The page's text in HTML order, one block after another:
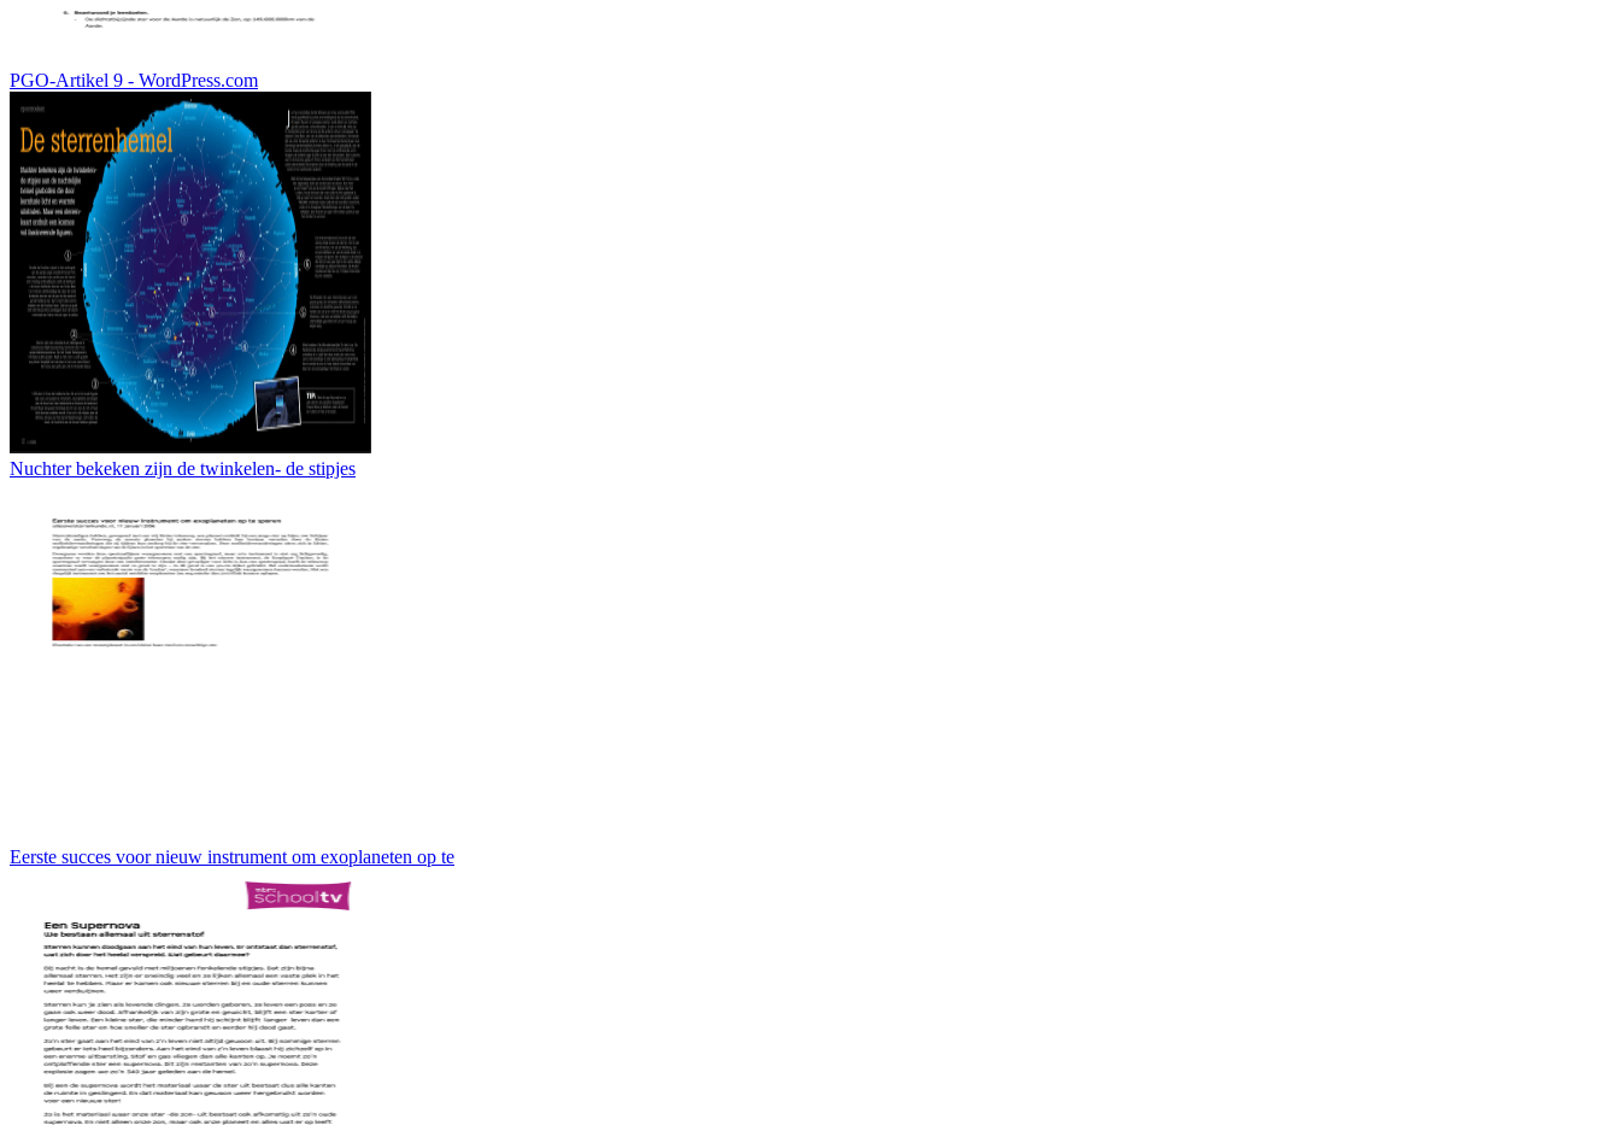
PGO-Artikel 9 - WordPress.com
Nuchter bekeken zijn de twinkelen- de stipjes
Eerste succes voor nieuw instrument om exoplaneten op te